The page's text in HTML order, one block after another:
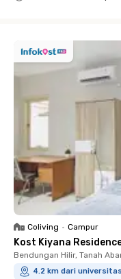
Coliving • Campur
Kost Kiyana
Bendungan Hilir, Tanah
4.2 km dari